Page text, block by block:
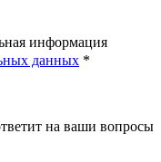
информация
данных *
на ваши вопросы